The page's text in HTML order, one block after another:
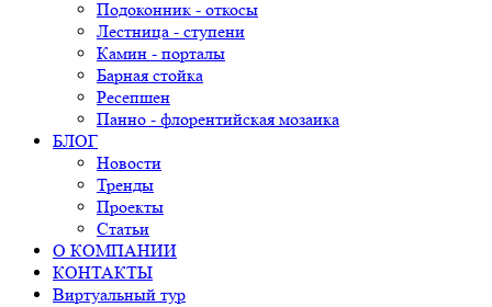
Подоконник - откосы
Лестница - ступени
Камин - порталы
Барная стойка
Ресепшен
Панно - флорентийская мозаика
БЛОГ
Новости
Тренды
Проекты
Статьи
О КОМПАНИИ
КОНТАКТЫ
Виртуальный тур